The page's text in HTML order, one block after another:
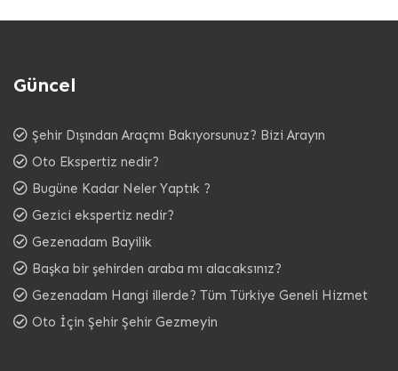
Güncel
Şehir Dışından Araçmı Bakıyorsunuz? Bizi Arayın
Oto Ekspertiz nedir?
Bugüne Kadar Neler Yaptık ?
Gezici ekspertiz nedir?
Gezenadam Bayilik
Başka bir şehirden araba mı alacaksınız?
Gezenadam Hangi illerde? Tüm Türkiye Geneli Hizmet
Oto İçin Şehir Şehir Gezmeyin